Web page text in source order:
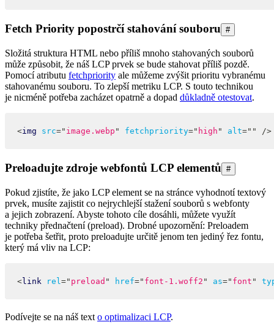
Fetch Priority popostrčí stahování souboru #
Složitá struktura HTML nebo příliš mnoho stahovaných souborů
může způsobit, že náš LCP prvek se bude stahovat příliš pozdě.
Pomocí atributu fetchpriority ale můžeme zvýšit prioritu vybranému
stahovanému souboru. To zlepší metriku LCP. S touto technikou
je nicméně potřeba zacházet opatrně a dopad důkladně otestovat.
<img src=" image.webp " fetchpriority=" high " alt=" " />
Preloadujte zdroje webfontů LCP elementů #
Pokud zjistíte, že jako LCP element se na stránce vyhodnotí textový
prvek, musíte zajistit co nejrychlejší stažení souborů s webfonty
a jejich zobrazení. Abyste tohoto cíle dosáhli, můžete využít
techniky přednačtení (preload). Drobné upozornění: Preloadem
je potřeba šetřit, proto preloadujte určitě jenom ten jediný řez fontu,
který má vliv na LCP:
<link rel =" preload " href=" font-1.woff2 " as=" font "
Podívejte se na náš text o optimalizaci LCP.